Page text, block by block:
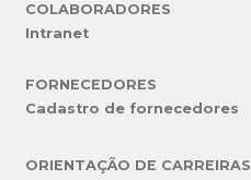
COLABORADORES
Intranet
FORNECEDORES
Cadastro de fornecedores
ORIENTAÇÃO DE CARREIRAS